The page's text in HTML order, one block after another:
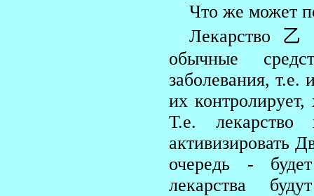
Что же может
Лекарство 乙
обычные
заболевания,
их
Т.е.
активизировать
очередь -
лекарства